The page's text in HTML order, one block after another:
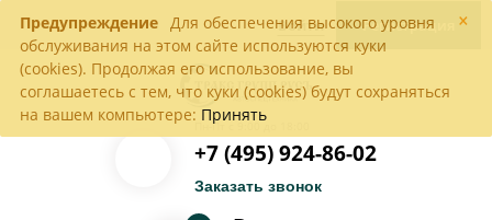
×
Предупреждение Для обеспечения высокого уровня
обслуживания на этом сайте используются куки
(cookies). Продолжая его использование, вы
соглашаетесь с тем, что куки (cookies) будут сохраняться
на вашем компьютере: Принять
Войти Регистрация
Пн-Пт с 9:00 до 18:00
+7 (495) 924-86-02
Заказать звонок